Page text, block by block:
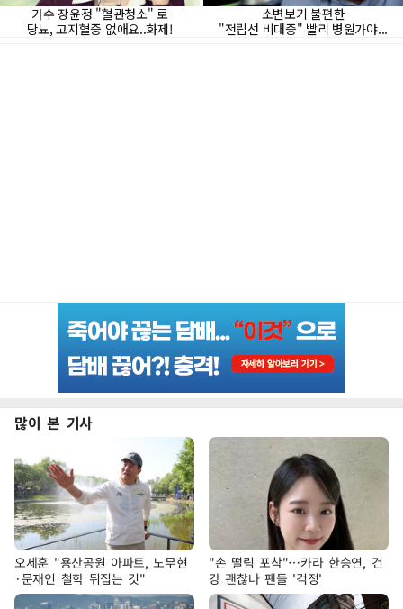
많이 본 기사
오세훈 "용산공원 아파트, 노무현
·문재인 철학 뒤집는 것"
"손 떨림 포착"…카라 한승연, 건
강 괜찮나 팬들 '걱정'